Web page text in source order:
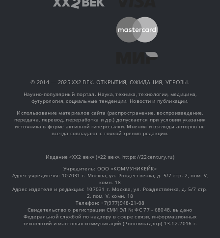
© 2014 — 2025 XX2 ВЕК. ОТКРЫТИЯ, ОЖИДАНИЯ, УГРОЗЫ.
Научно-популярный портал. Наука, техника, технологии, медицина,
футурология, социальные тенденции. Новости и публикации.
Использование материалов сайта (распространение, воспроизведение,
передача, перевод, переработка и др.) допускается при условии указания
источника в форме активной гиперссылки. Мнения и взгляды авторов не
всегда совпадают с точкой зрения редакции.
Издание «XX2 век» («22 век», https://22century.ru)
Учредитель: OOO «КОММУНИКЕЙК»
Адрес учредителя: 107031 г. Москва, ул. Рождественка, д. 5/7 стр. 2, пом. V,
комн. 18
Адрес издателя и редакции: 107031 г. Москва, ул. Рождественка, д. 5/7 стр.
2, пом. V, комн. 18
Телефон: +7(977)948-21-08
Свидетельство о регистрации СМИ ЭЛ № ФС 77 - 68048, выдано
Федеральной службой по надзору в сфере связи, информационных
технологий и массовых коммуникаций (Роскомнадзор) 13.12.2016 г.